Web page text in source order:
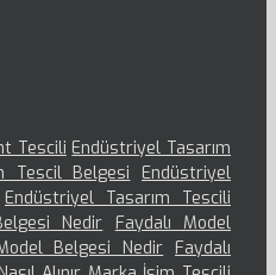
Tescili Endüstriyel Tasarım
Tescil Belgesi
Endüstriyel
Endüstriyel Tasarım Tescili
Nedir
Faydalı Model
Belgesi Nedir Faydalı